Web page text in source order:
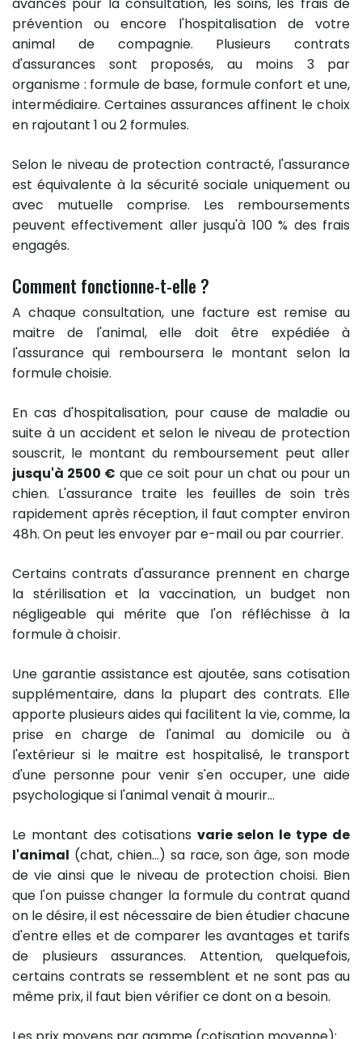
avancés pour la consultation, les soins, les frais de
prévention ou encore l'hospitalisation de votre
animal de compagnie. Plusieurs contrats
d'assurances sont proposés, au moins 3 par
organisme : formule de base, formule confort et une,
intermédiaire. Certaines assurances affinent le choix
en rajoutant 1 ou 2 formules.
Selon le niveau de protection contracté, l'assurance
est équivalente à la sécurité sociale uniquement ou
avec mutuelle comprise. Les remboursements
peuvent effectivement aller jusqu'à 100 % des frais
engagés.
Comment fonctionne-t-elle ?
A chaque consultation, une facture est remise au
maitre de l'animal, elle doit être expédiée à
l'assurance qui remboursera le montant selon la
formule choisie.
En cas d'hospitalisation, pour cause de maladie ou
suite à un accident et selon le niveau de protection
souscrit, le montant du remboursement peut aller
jusqu'à 2500 € que ce soit pour un chat ou pour un
chien. L'assurance traite les feuilles de soin très
rapidement après réception, il faut compter environ
48h. On peut les envoyer par e-mail ou par courrier.
Certains contrats d'assurance prennent en charge
la stérilisation et la vaccination, un budget non
négligeable qui mérite que l'on réfléchisse à la
formule à choisir.
Une garantie assistance est ajoutée, sans cotisation
supplémentaire, dans la plupart des contrats. Elle
apporte plusieurs aides qui facilitent la vie, comme, la
prise en charge de l'animal au domicile ou à
l'extérieur si le maitre est hospitalisé, le transport
d'une personne pour venir s'en occuper, une aide
psychologique si l'animal venait à mourir…
Le montant des cotisations varie selon le type de
l'animal (chat, chien…) sa race, son âge, son mode
de vie ainsi que le niveau de protection choisi. Bien
que l'on puisse changer la formule du contrat quand
on le désire, il est nécessaire de bien étudier chacune
d'entre elles et de comparer les avantages et tarifs
de plusieurs assurances. Attention, quelquefois,
certains contrats se ressemblent et ne sont pas au
même prix, il faut bien vérifier ce dont on a besoin.